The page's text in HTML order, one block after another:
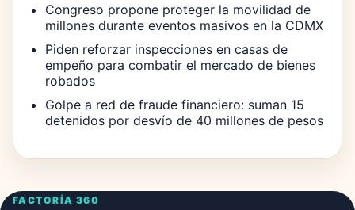
Congreso propone proteger la movilidad de
millones durante eventos masivos en la CDMX
Piden reforzar inspecciones en casas de
empeño para combatir el mercado de bienes
robados
Golpe a red de fraude financiero: suman 15
detenidos por desvío de 40 millones de pesos
FACTORÍA 360